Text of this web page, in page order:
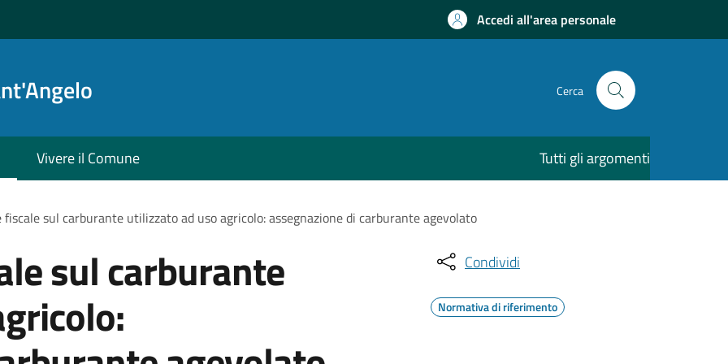
Accedi all'area personale
Cerca
Vivere il Comune Tutti gli argomenti
fiscale sul carburante utilizzato ad uso agricolo: assegnazione di carburante agevolato
sul carburante Condividi
Normativa di riferimento